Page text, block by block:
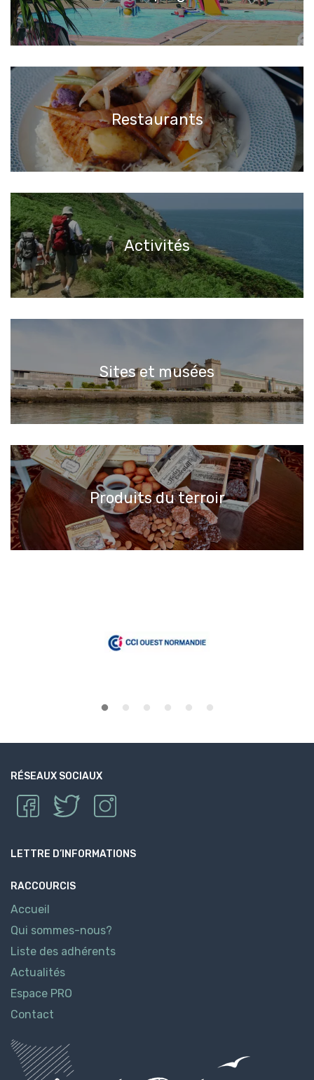
Restaurants
Activités
Sites et musées
Produits du terroir
RÉSEAUX SOCIAUX
LETTRE D’INFORMATIONS
RACCOURCIS
Accueil
Qui sommes-nous?
Liste des adhérents
Actualités
Espace PRO
Contact